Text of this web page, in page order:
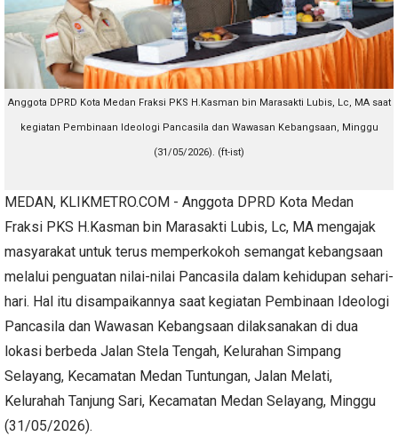
Anggota DPRD Kota Medan Fraksi PKS H.Kasman bin Marasakti Lubis, Lc, MA saat
kegiatan Pembinaan Ideologi Pancasila dan Wawasan Kebangsaan, Minggu
(31/05/2026). (ft-ist)
MEDAN, KLIKMETRO.COM - Anggota DPRD Kota Medan
Fraksi PKS H.Kasman bin Marasakti Lubis, Lc, MA mengajak
masyarakat untuk terus memperkokoh semangat kebangsaan
melalui penguatan nilai-nilai Pancasila dalam kehidupan sehari-
hari. Hal itu disampaikannya saat kegiatan Pembinaan Ideologi
Pancasila dan Wawasan Kebangsaan dilaksanakan di dua
lokasi berbeda Jalan Stela Tengah, Kelurahan Simpang
Selayang, Kecamatan Medan Tuntungan, Jalan Melati,
Kelurahah Tanjung Sari, Kecamatan Medan Selayang, Minggu
(31/05/2026).